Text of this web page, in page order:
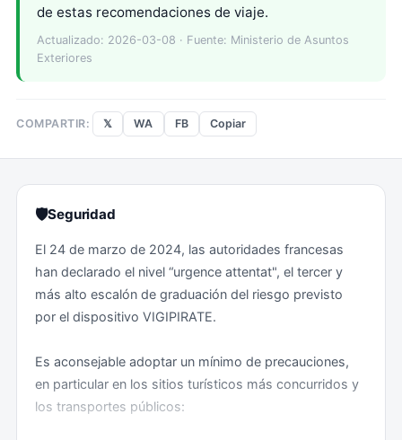
de estas recomendaciones de viaje.
Actualizado: 2026-03-08 · Fuente: Ministerio de Asuntos
Exteriores
COMPARTIR: 𝕏 WA FB Copiar
🛡Seguridad
El 24 de marzo de 2024, las autoridades francesas
han declarado el nivel “urgence attentat", el tercer y
más alto escalón de graduación del riesgo previsto
por el dispositivo VIGIPIRATE.
Es aconsejable adoptar un mínimo de precauciones,
en particular en los sitios turísticos más concurridos y
los transportes públicos: